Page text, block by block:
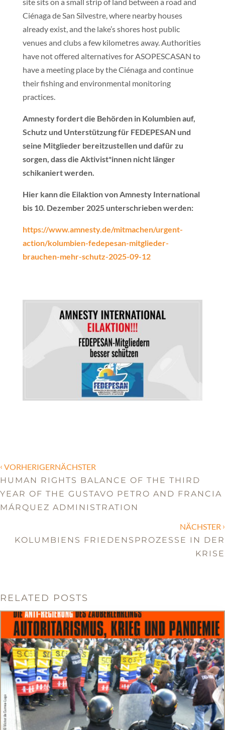
Ciénaga de San Silvestre, where nearby houses
already exist, and the lake’s shores host public
venues and clubs a few kilometres away. Authorities
have not offered alternatives for ASOPESCASAN to
have a meeting place by the Ciénaga and continue
their fishing and environmental monitoring
practices.
Amnesty fordert die Behörden in Kolumbien auf,
Schutz und Unterstützung für FEDEPESAN und
seine Mitglieder bereitzustellen und dafür zu
sorgen, dass die Aktivist*innen nicht länger
schikaniert werden.
Hier kann die Eilaktion von Amnesty International
bis 10. Dezember 2025 unterschrieben werden:
https://www.amnesty.de/mitmachen/urgent-
action/kolumbien-fedepesan-mitglieder-
brauchen-mehr-schutz-2025-09-12
‹ VORHERIGERNÄCHSTER
HUMAN RIGHTS BALANCE OF THE THIRD
YEAR OF THE GUSTAVO PETRO AND FRANCIA
MÁRQUEZ ADMINISTRATION
NÄCHSTER ›
KOLUMBIENS FRIEDENSPROZESSE IN DER
KRISE
RELATED POSTS